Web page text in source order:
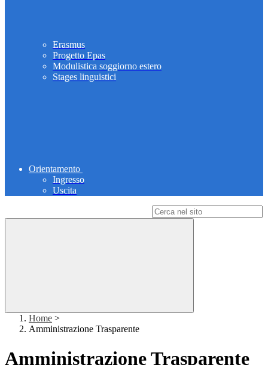
Erasmus
Progetto Epas
Modulistica soggiorno estero
Stages linguistici
Orientamento
Ingresso
Uscita
Home >
Amministrazione Trasparente
Amministrazione Trasparente